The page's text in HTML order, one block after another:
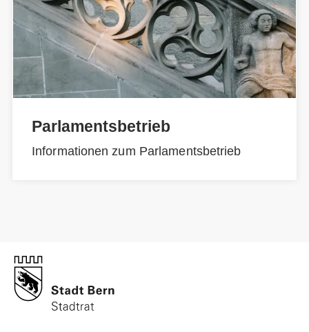
Parlamentsbetrieb
Informationen zum Parlamentsbetrieb